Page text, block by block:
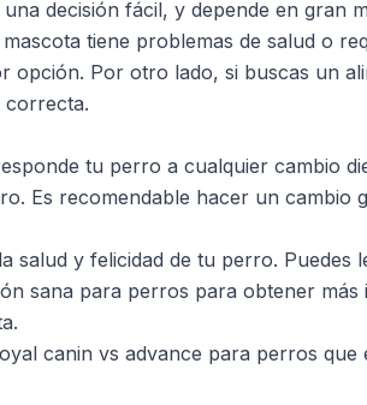
decisión fácil, y depende en gran
tiene problemas de salud o
opción. Por otro lado, si buscas un
correcta.
tu perro a cualquier cambio
Es recomendable hacer un cambio
salud y felicidad de tu perro. Puedes
sana para perros para obtener
canin vs advance para perros que